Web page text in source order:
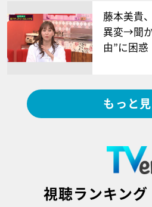
藤本美貴
異変→聞
由”に困
もっと
視聴ランキング